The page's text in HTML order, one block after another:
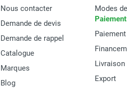
Nous contacter
Demande de devis
Demande de rappel
Catalogue
Marques
Blog
Modes
Livraison
Export